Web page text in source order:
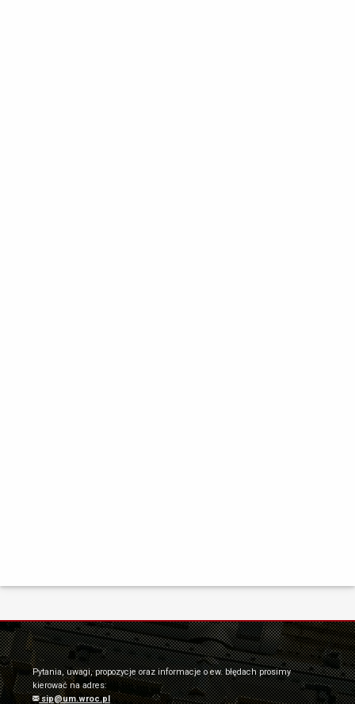
Pytania, uwagi, propozycje oraz informacje o ew. błędach prosimy
kierować na adres:
sip@um.wroc.pl